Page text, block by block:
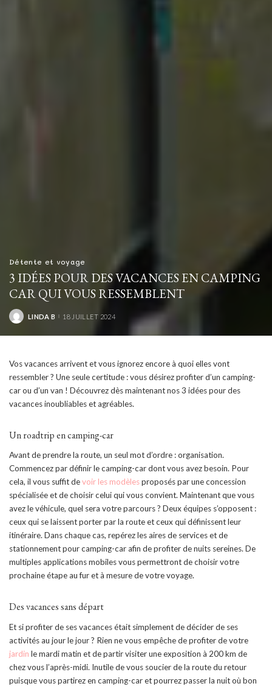
Détente et voyage
3 IDÉES POUR DES VACANCES EN CAMPING
CAR QUI VOUS RESSEMBLENT
POSTED
LINDA B 18 JUILLET 2024
Vos vacances arrivent et vous ignorez encore à quoi elles vont
ressembler ? Une seule certitude : vous désirez profiter d’un camping-
car ou d’un van ! Découvrez dès maintenant nos 3 idées pour des
vacances inoubliables et agréables.
Un roadtrip en camping-car
Avant de prendre la route, un seul mot d’ordre : organisation.
Commencez par définir le camping-car dont vous avez besoin. Pour
cela, il vous suffit devoir les modèlesproposés par une concession
spécialisée et de choisir celui qui vous convient. Maintenant que vous
avez le véhicule, quel sera votre parcours ? Deux équipes s’opposent :
ceux qui se laissent porter par la route et ceux qui définissent leur
itinéraire. Dans chaque cas, repérez les aires de services et de
stationnement pour camping-car afin de profiter de nuits sereines. De
multiples applications mobiles vous permettront de choisir votre
prochaine étape au fur et à mesure de votre voyage.
Des vacances sans départ
Et si profiter de ses vacances était simplement de décider de ses
activités au jour le jour ? Rien ne vous empêche de profiter de votre
jardin le mardi matin et de partir visiter une exposition à 200 km de
chez vous l’après-midi. Inutile de vous soucier de la route du retour
puisque vous partirez en camping-car et pourrez passer la nuit où bon